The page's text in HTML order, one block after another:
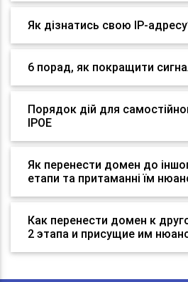
Як дізнатись свою IP-
6 порад, як покращити
Порядок дій для
IPOE
Як перенести домен до
етапи та притаманні їм
Как перенести домен к
2 этапа и присущие им